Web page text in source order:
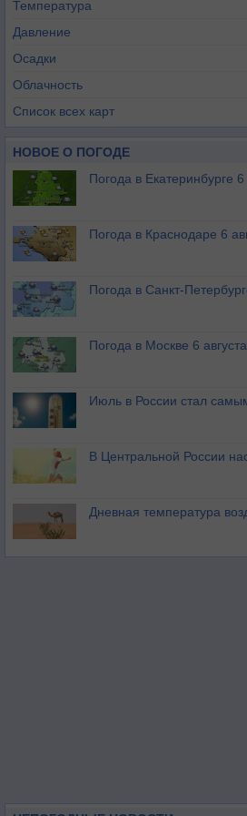
Температура
Давление
Осадки
Облачность
Список всех карт
НОВОЕ О ПОГОДЕ
Погода в Екатеринбурге 6
Погода в Краснодаре 6
Погода в Санкт-
Погода в Москве 6 августа
Июль в России стал
В Центральной России
Дневная температура